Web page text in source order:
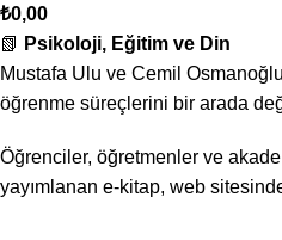
₺0,00
📗 Psikoloji, Eğitim ve Din
Mustafa Ulu ve Cemil
öğrenme süreçlerini bir arada
Öğrenciler, öğretmenler ve
yayımlanan e-kitap, web